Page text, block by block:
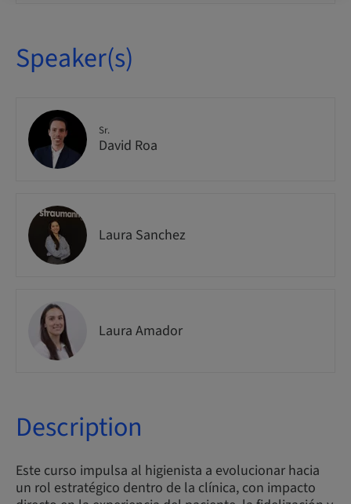
Speaker(s)
Sr.
David Roa
Laura Sanchez
Laura Amador
Description
Este curso impulsa al higienista a evolucionar hacia
un rol estratégico dentro de la clínica, con impacto